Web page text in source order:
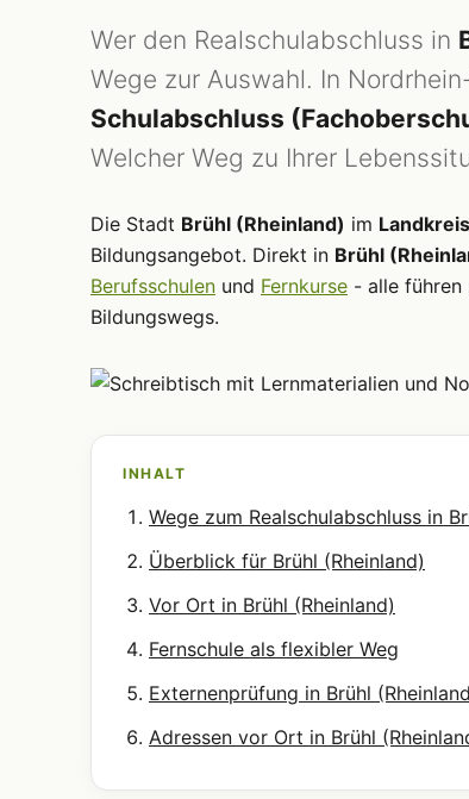
Wer den Realschulabschluss in
Wege zur Auswahl. In
Schulabschluss
Welcher Weg zu Ihrer
Die Stadt Brühl (Rheinland) im
Bildungsangebot. Direkt in Brühl
Berufsschulen und Fernkurse - alle führen
Bildungswegs.
INHALT
Wege zum Realschulabschluss in
Überblick für Brühl (Rheinland)
Vor Ort in Brühl (Rheinland)
Fernschule als flexibler Weg
Externenprüfung in Brühl
Adressen vor Ort in Brühl